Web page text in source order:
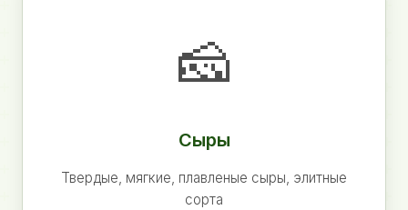
🧀
Сыры
Твердые, мягкие, плавленые сыры, элитные
сорта